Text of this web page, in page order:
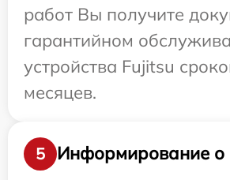
работ Вы получите
гарантийном
устройства Fujitsu
месяцев.
5
Информирование о